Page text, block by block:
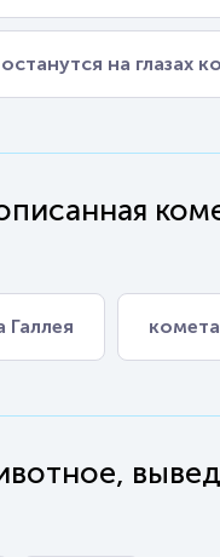
на глазах
Галлея